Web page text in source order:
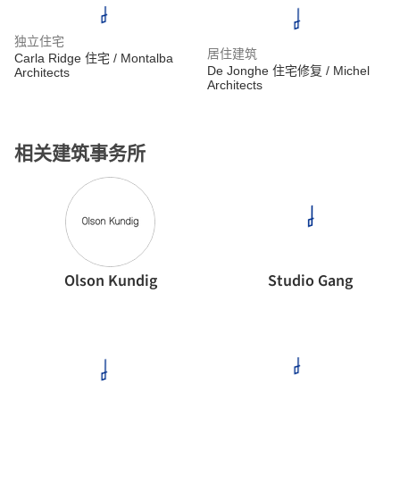
独立住宅
Carla Ridge 住宅 / Montalba
Architects
相关建筑事务所
Olson Kundig Studio Gang
居住建筑
De Jonghe 住宅修复 / Michel
Architects